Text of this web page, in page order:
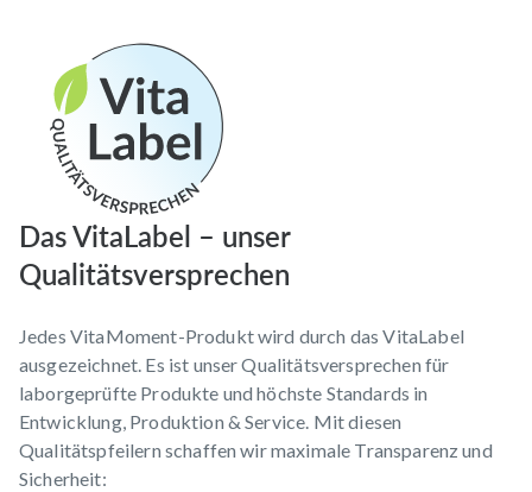
Das VitaLabel – unser
Qualitätsversprechen
Jedes VitaMoment-Produkt wird durch das VitaLabel
ausgezeichnet. Es ist unser Qualitätsversprechen für
laborgeprüfte Produkte und höchste Standards in
Entwicklung, Produktion & Service. Mit diesen
Qualitätspfeilern schaffen wir maximale Transparenz und
Sicherheit: